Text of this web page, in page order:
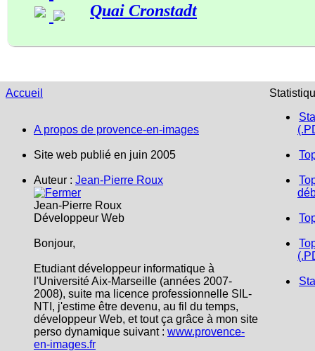
Quai Cronstadt
Accueil
A propos de provence-en-images
Site web publié en juin 2005
Auteur : Jean-Pierre Roux
Jean-Pierre Roux
Développeur Web
Bonjour,
Etudiant développeur informatique à
l'Université Aix-Marseille (années 2007-
2008), suite ma licence professionnelle SIL-
NTI, j'estime être devenu, au fil du temps,
développeur Web, et tout ça grâce à mon site
perso dynamique suivant : www.provence-
en-images.fr